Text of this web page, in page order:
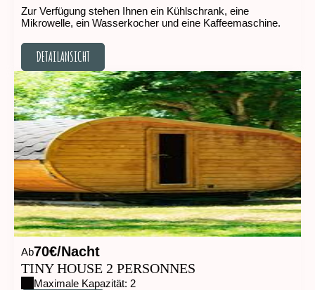
Zur Verfügung stehen Ihnen ein Kühlschrank, eine
Mikrowelle, ein Wasserkocher und eine Kaffeemaschine.
DETAILANSICHT
DETAILANSICHT
Ab70€/Nacht
TINY HOUSE 2 PERSONNES
Maximale Kapazität: 2